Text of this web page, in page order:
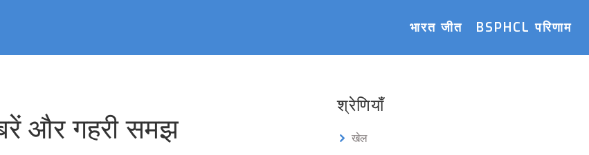
भारत जीत BSPHCL परिणाम
और गहरी समझ
श्रेणियाँ
खेल